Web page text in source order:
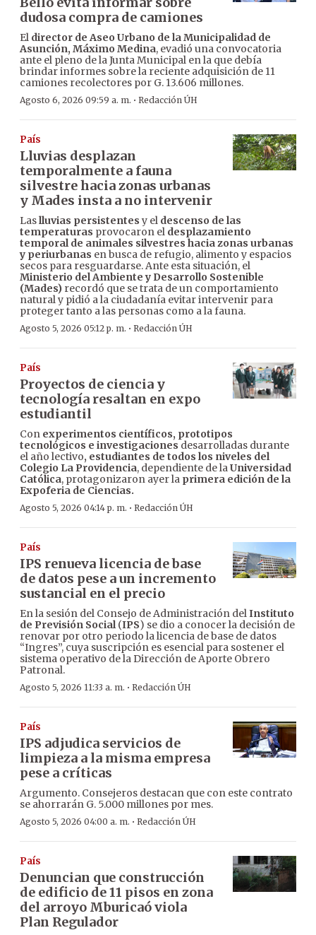
dudosa compra de camiones
El director de Aseo Urbano de la Municipalidad de
Asunción, Máximo Medina, evadió una convocatoria
ante el pleno de la Junta Municipal en la que debía
brindar informes sobre la reciente adquisición de 11
camiones recolectores por G. 13.606 millones.
Agosto 6, 2026 09:59 a. m. · Redacción ÚH
País
Lluvias desplazan
temporalmente a fauna
silvestre hacia zonas urbanas
y Mades insta a no intervenir
Laslluvias persistentes y el descenso de las
temperaturas provocaron el desplazamiento
temporal de animales silvestres hacia zonas urbanas
y periurbanas en busca de refugio, alimento y espacios
secos para resguardarse. Ante esta situación, el
Ministerio del Ambiente y Desarrollo Sostenible
(Mades) recordó que se trata de un comportamiento
natural y pidió a la ciudadanía evitar intervenir para
proteger tanto a las personas como a la fauna.
Agosto 5, 2026 05:12 p. m. · Redacción ÚH
País
Proyectos de ciencia y
tecnología resaltan en expo
estudiantil
Con experimentos científicos, prototipos
tecnológicos e investigaciones desarrolladas durante
el año lectivo, estudiantes de todos los niveles del
Colegio La Providencia, dependiente de laUniversidad
Católica, protagonizaron ayer la primera edición de la
Expoferia de Ciencias.
Agosto 5, 2026 04:14 p. m. · Redacción ÚH
País
IPS renueva licencia de base
de datos pese a un incremento
sustancial en el precio
En la sesión del Consejo de Administración delInstituto
de Previsión Social(IPS) se dio a conocer la decisión de
renovar por otro periodo la licencia de base de datos
“Ingres”, cuya suscripción es esencial para sostener el
sistema operativo de la Dirección de Aporte Obrero
Patronal.
Agosto 5, 2026 11:33 a. m. · Redacción ÚH
País
IPS adjudica servicios de
limpieza a la misma empresa
pese a críticas
Argumento. Consejeros destacan que con este contrato
se ahorrarán G. 5.000 millones por mes.
Agosto 5, 2026 04:00 a. m. · Redacción ÚH
País
Denuncian que construcción
de edificio de 11 pisos en zona
del arroyo Mburicaó viola
Plan Regulador